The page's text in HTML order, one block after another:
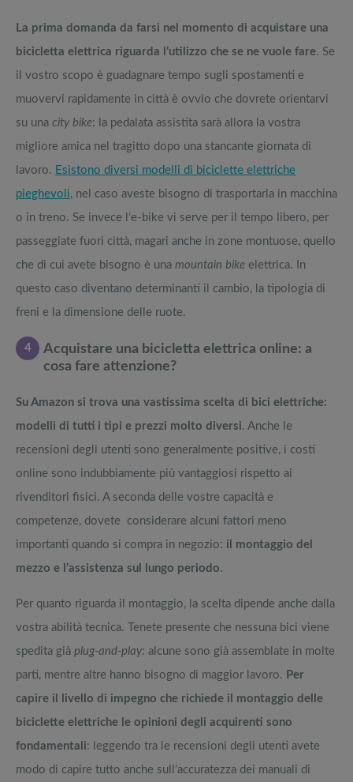
La prima domanda da farsi nel momento di acquistare una
bicicletta elettrica riguarda l’utilizzo che se ne vuole fare. Se
il vostro scopo è guadagnare tempo sugli spostamenti e
muovervi rapidamente in città è ovvio che dovrete orientarvi
su una city bike: la pedalata assistita sarà allora la vostra
migliore amica nel tragitto dopo una stancante giornata di
lavoro. Esistono diversi modelli di biciclette elettriche
pieghevoli, nel caso aveste bisogno di trasportarla in macchina
o in treno. Se invece l’e-bike vi serve per il tempo libero, per
passeggiate fuori città, magari anche in zone montuose, quello
che di cui avete bisogno è una mountain bike elettrica. In
questo caso diventano determinanti il cambio, la tipologia di
freni e la dimensione delle ruote.
4
Acquistare una bicicletta elettrica online: a
cosa fare attenzione?
Su Amazon si trova una vastissima scelta di bici elettriche:
modelli di tutti i tipi e prezzi molto diversi. Anche le
recensioni degli utenti sono generalmente positive, i costi
online sono indubbiamente più vantaggiosi rispetto ai
rivenditori fisici. A seconda delle vostre capacità e
competenze, dovete considerare alcuni fattori meno
importanti quando si compra in negozio: il montaggio del
mezzo e l’assistenza sul lungo periodo.
Per quanto riguarda il montaggio, la scelta dipende anche dalla
vostra abilità tecnica. Tenete presente che nessuna bici viene
spedita già plug-and-play: alcune sono già assemblate in molte
parti, mentre altre hanno bisogno di maggior lavoro. Per
capire il livello di impegno che richiede il montaggio delle
biciclette elettriche le opinioni degli acquirenti sono
fondamentali: leggendo tra le recensioni degli utenti avete
modo di capire tutto anche sull’accuratezza dei manuali di